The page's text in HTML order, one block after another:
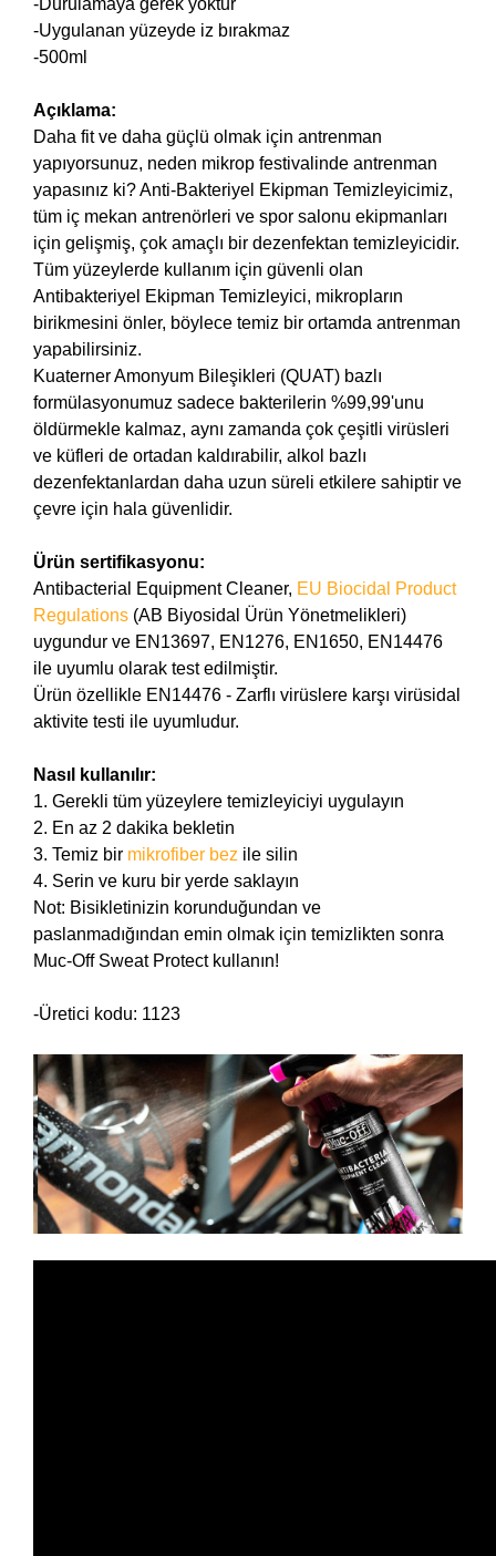
-Durulamaya gerek yoktur
-Uygulanan yüzeyde iz bırakmaz
-500ml
Açıklama:
Daha fit ve daha güçlü olmak için antrenman
yapıyorsunuz, neden mikrop festivalinde antrenman
yapasınız ki? Anti-Bakteriyel Ekipman Temizleyicimiz,
tüm iç mekan antrenörleri ve spor salonu ekipmanları
için gelişmiş, çok amaçlı bir dezenfektan temizleyicidir.
Tüm yüzeylerde kullanım için güvenli olan
Antibakteriyel Ekipman Temizleyici, mikropların
birikmesini önler, böylece temiz bir ortamda antrenman
yapabilirsiniz.
Kuaterner Amonyum Bileşikleri (QUAT) bazlı
formülasyonumuz sadece bakterilerin %99,99'unu
öldürmekle kalmaz, aynı zamanda çok çeşitli virüsleri
ve küfleri de ortadan kaldırabilir, alkol bazlı
dezenfektanlardan daha uzun süreli etkilere sahiptir ve
çevre için hala güvenlidir.
Ürün sertifikasyonu:
Antibacterial Equipment Cleaner, EU Biocidal Product
Regulations (AB Biyosidal Ürün Yönetmelikleri)
uygundur ve EN13697, EN1276, EN1650, EN14476
ile uyumlu olarak test edilmiştir.
Ürün özellikle EN14476 - Zarflı virüslere karşı virüsidal
aktivite testi ile uyumludur.
Nasıl kullanılır:
1. Gerekli tüm yüzeylere temizleyiciyi uygulayın
2. En az 2 dakika bekletin
3. Temiz bir mikrofiber bez ile silin
4. Serin ve kuru bir yerde saklayın
Not: Bisikletinizin korunduğundan ve
paslanmadığından emin olmak için temizlikten sonra
Muc-Off Sweat Protect kullanın!
-Üretici kodu: 1123